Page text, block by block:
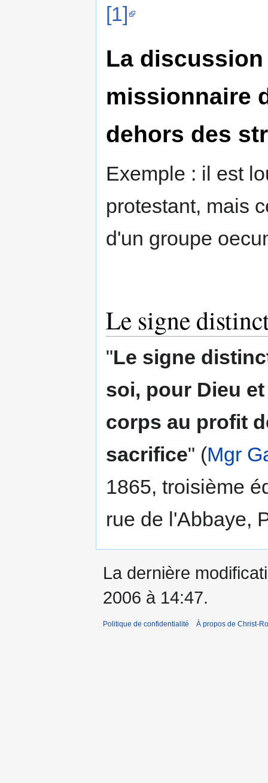
[1]
La
missionnaire
dehors des
Exemple : il est
protestant, mais
d'un groupe
Le signe
"Le signe
soi, pour Dieu
corps au profit
sacrifice" (Mgr
1865, troisième
rue de l'Abbaye,
La dernière
2006 à 14:47.
Politique de confidentialité À propos de Christ-